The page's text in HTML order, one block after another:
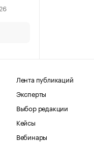
Лента публикаций
Эксперты
Выбор редакции
Кейсы
Вебинары